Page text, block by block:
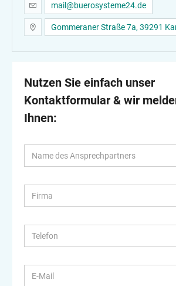
Nutzen Sie einfach unser
Kontaktformular & wir
Ihnen:
mail@buerosysteme24.de
Gommeraner Straße 7a, 39291